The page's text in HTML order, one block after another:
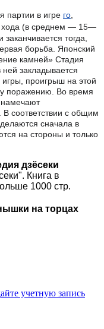
партии в игре го
хода (в среднем — 15—
тогда,
борьба. Японский
камней» Стадия
закладывается
игры, проигрыш на этой
поражению. Во время
. В соответствии с общим
сначала в
на стороны и только
дзёсеки
Книга в
1000 стр.
на торцах
учетную запись